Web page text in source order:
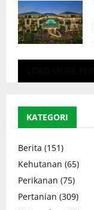
KATEGORI
Berita (151)
Kehutanan (65)
Perikanan (75)
Pertanian (309)